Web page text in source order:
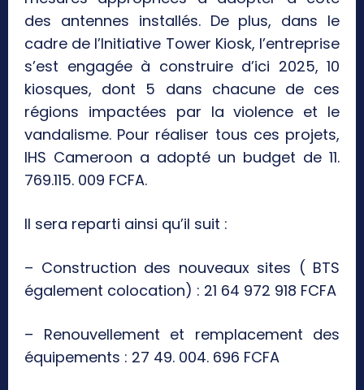
des antennes installés. De plus, dans le
cadre de l’Initiative Tower Kiosk, l’entreprise
s’est engagée à construire d’ici 2025, 10
kiosques, dont 5 dans chacune de ces
régions impactées par la violence et le
vandalisme. Pour réaliser tous ces projets,
IHS Cameroon a adopté un budget de 11.
769.115. 009 FCFA.
Il sera reparti ainsi qu’il suit :
– Construction des nouveaux sites ( BTS
également colocation) : 21 64 972 918 FCFA
– Renouvellement et remplacement des
équipements : 27 49. 004. 696 FCFA